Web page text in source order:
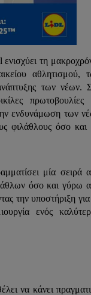
τη
αθλητισμού,
των νέων.
πρωτοβουλίες
ενδυνάμωση των
φιλάθλους όσο και
μία σειρά
όσο και γύρω
την υποστήριξη
ενός
να κάνει